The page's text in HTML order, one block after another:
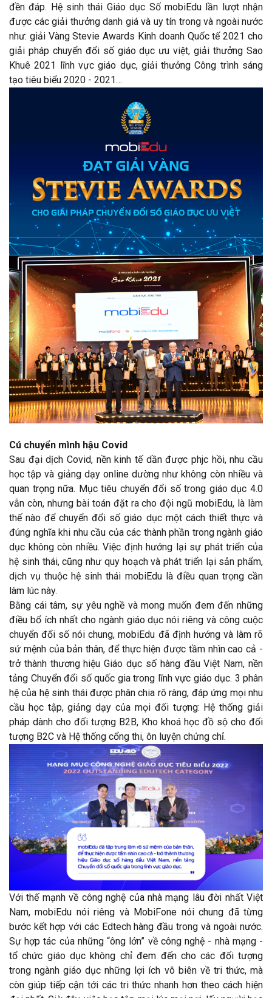
đền đáp. Hệ sinh thái Giáo dục Số mobiEdu lần lượt nhận
được các giải thưởng danh giá và uy tín trong và ngoài nước
như: giải Vàng Stevie Awards Kinh doanh Quốc tế 2021 cho
giải pháp chuyển đổi số giáo dục ưu việt, giải thưởng Sao
Khuê 2021 lĩnh vực giáo dục, giải thưởng Công trình sáng
tạo tiêu biểu 2020 - 2021…
Cú chuyển mình hậu Covid
Sau đại dịch Covid, nền kinh tế dần được phjc hồi, nhu cầu
học tập và giảng dạy online dường như không còn nhiều và
quan trọng nữa. Mục tiêu chuyển đổi số trong giáo dục 4.0
vẫn còn, nhưng bài toán đặt ra cho đội ngũ mobiEdu, là làm
thế nào để chuyển đổi số giáo dục một cách thiết thực và
đúng nghĩa khi nhu cầu của các thành phần trong ngành giáo
dục không còn nhiều. Việc định hướng lại sự phát triển của
hệ sinh thái, cũng như quy hoạch và phát triển lại sản phẩm,
dịch vụ thuộc hệ sinh thái mobiEdu là điều quan trọng cần
làm lúc này.
Bằng cái tâm, sự yêu nghề và mong muốn đem đến những
điều bổ ích nhất cho ngành giáo dục nói riêng và công cuộc
chuyển đổi số nói chung, mobiEdu đã định hướng và làm rõ
sứ mệnh của bản thân, để thực hiện được tầm nhìn cao cả -
trở thành thương hiệu Giáo dục số hàng đầu Việt Nam, nền
tảng Chuyển đổi số quốc gia trong lĩnh vực giáo dục. 3 phân
hệ của hệ sinh thái được phân chia rõ ràng, đáp ứng mọi nhu
cầu học tập, giảng dạy của mọi đối tượng: Hệ thống giải
pháp dành cho đối tượng B2B, Kho khoá học đồ sộ cho đối
tượng B2C và Hệ thống cổng thi, ôn luyện chứng chỉ.
Với thế mạnh về công nghệ của nhà mạng lâu đời nhất Việt
Nam, mobiEdu nói riêng và MobiFone nói chung đã từng
bước kết hợp với các Edtech hàng đầu trong và ngoài nước.
Sự hợp tác của những “ông lớn” về công nghệ - nhà mạng -
tổ chức giáo dục không chỉ đem đến cho các đối tượng
trong ngành giáo dục những lợi ích vô biên về tri thức, mà
còn giúp tiếp cận tới các tri thức nhanh hơn theo cách hiện